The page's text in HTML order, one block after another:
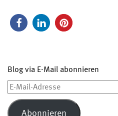
Blog via E-Mail abonnieren
E-
Mail-
Adresse
Abonnieren